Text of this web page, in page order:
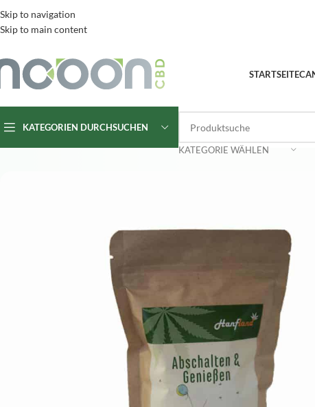
Skip to navigation
Skip to main content
STARTSEITE
KATEGORIEN DURCHSUCHEN
KATEGORIE WÄHLEN